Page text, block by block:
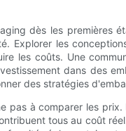
dès les
les
les coûts. Une
dans des
des stratégies
à comparer les
tous au coût